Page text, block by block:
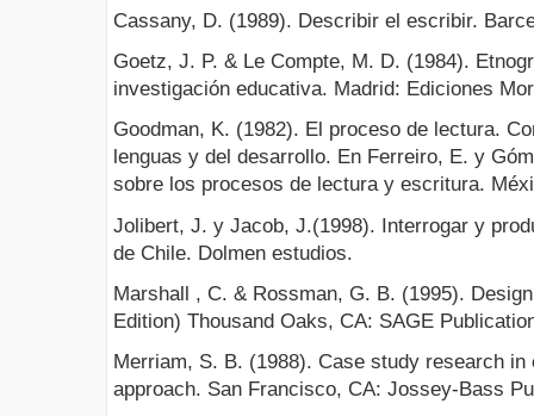
Cassany, D. (1989). Describir el escribir.
Goetz, J. P. & Le Compte, M. D. (1984).
investigación educativa. Madrid: Ediciones
Goodman, K. (1982). El proceso de lectura.
lenguas y del desarrollo. En Ferreiro, E. y
sobre los procesos de lectura y escritura.
Jolibert, J. y Jacob, J.(1998). Interrogar y
de Chile. Dolmen estudios.
Marshall , C. & Rossman, G. B. (1995).
Edition) Thousand Oaks, CA: SAGE
Merriam, S. B. (1988). Case study research in
approach. San Francisco, CA: Jossey-Bass